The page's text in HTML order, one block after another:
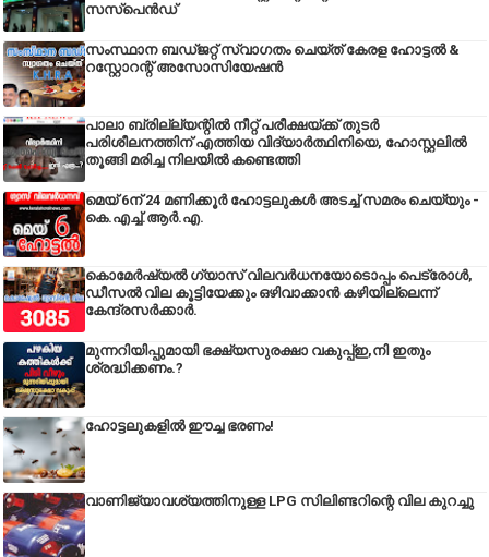
സസ്പെൻഡ്
സംസ്ഥാന ബഡ്‌ജറ്റ് സ്വാഗതം ചെയ്ത് കേരള ഹോട്ടൽ &
റസ്റ്റോറന്റ് അസോസിയേഷൻ
പാലാ ബ്രില്ല്യന്റിൽ നീറ്റ് പരീക്ഷയ്ക്ക് തുടർ
പരിശീലനത്തിന് എത്തിയ വിദ്യാർത്ഥിനിയെ, ഹോസ്റ്റലിൽ
തൂങ്ങി മരിച്ച നിലയിൽ കണ്ടെത്തി
മെയ് 6ന് 24 മണിക്കൂർ ഹോട്ടലുകൾ അടച്ച് സമരം ചെയ്യും -
കെ.എച്ച്.ആർ.എ.
കൊമേർഷ്യൽ ഗ്യാസ് വിലവർധനയോടൊപ്പം പെട്രോൾ,
ഡീസല്‍ വില കൂട്ടിയേക്കും ഒഴിവാക്കാന്‍ കഴിയില്ലെന്ന്
കേന്ദ്രസര്‍ക്കാര്‍.
മുന്നറിയിപ്പുമായി ഭക്ഷ്യസുരക്ഷാ വകുപ്പ്ഇ,നി ഇതും
ശ്രദ്ധിക്കണം.?
ഹോട്ടലുകളിൽ ഈച്ച ഭരണം!
വാണിജ്യാവശ്യത്തിനുള്ള LPG സിലിണ്ടറിന്റെ വില കുറച്ചു